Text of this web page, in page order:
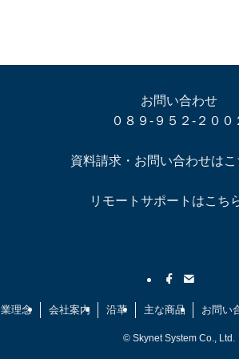
お問い合わせ
０８９-９５２-２００
資料請求・お問い合わせはこ
リモートサポートはこち
理念 会社案内 沿革 主な商品 お問い
© Skynet System Co., Ltd.